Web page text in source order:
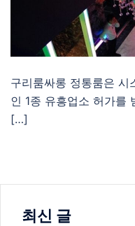
구리룸싸롱 정통룸은 시
인 1종 유흥업소 허가를
[…]
최신 글